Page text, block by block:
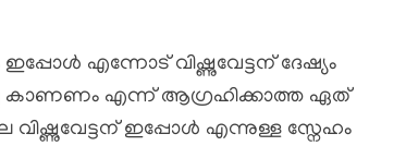
എന്നോട് വിഷ്ണുവേട്ടന് ദേഷ്യം
കാണണം എന്ന് ആഗ്രഹിക്കാത്ത ഏത്
ഇപ്പോൾ എന്നുള്ള സ്നേഹം